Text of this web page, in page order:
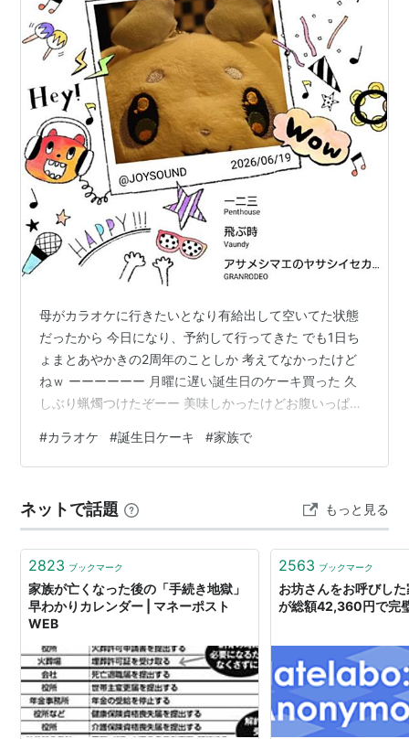
母がカラオケに行きたいとなり有給出して空いてた状態
だったから 今日になり、予約して行ってきた でも1日ち
ょまとあやかきの2周年のことしか 考えてなかったけど
ねｗ ーーーーーー 月曜に遅い誕生日のケーキ買った 久
しぶり蝋燭つけたぞーー 美味しかったけどお腹いっぱい
｀)
#カラオケ #誕生日ケーキ #家族で
ネットで話題 もっと見る
2823 ブックマーク
家族が亡くなった後の「手続き地獄」
早わかりカレンダー | マネーポスト
WEB
2563 ブックマーク
お坊さんをお呼びし
が総額42,360円で完